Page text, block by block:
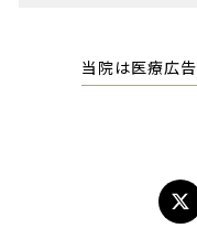
当院は医療広告